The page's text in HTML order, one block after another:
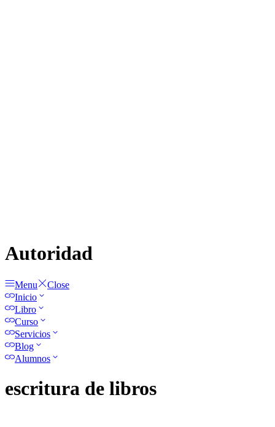
Autoridad
Menu
Close
Inicio
Libro
Curso
Servicios
Blog
Alumnos
escritura de libros